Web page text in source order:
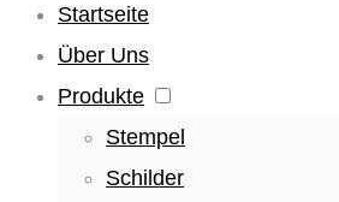
Startseite
Über Uns
Produkte
Stempel
Schilder